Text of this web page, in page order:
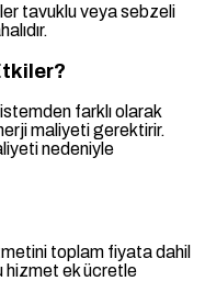
tavuklu veya sebzeli
farklı olarak
maliyeti gerektirir.
nedeniyle
toplam fiyata dahil
hizmet ek ücretle